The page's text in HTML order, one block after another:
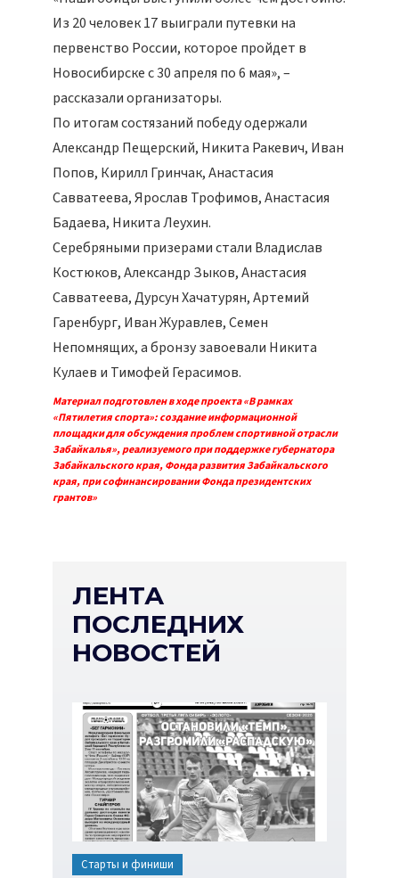
Из 20 человек 17 выиграли путевки на
первенство России, которое пройдет в
Новосибирске с 30 апреля по 6 мая», –
рассказали организаторы.
По итогам состязаний победу одержали
Александр Пещерский, Никита Ракевич, Иван
Попов, Кирилл Гринчак, Анастасия
Савватеева, Ярослав Трофимов, Анастасия
Бадаева, Никита Леухин.
Серебряными призерами стали Владислав
Костюков, Александр Зыков, Анастасия
Савватеева, Дурсун Хачатурян, Артемий
Гаренбург, Иван Журавлев, Семен
Непомнящих, а бронзу завоевали Никита
Кулаев и Тимофей Герасимов.
Материал подготовлен в ходе проекта «В рамках
«Пятилетия спорта»: создание информационной
площадки для обсуждения проблем спортивной отрасли
Забайкалья», реализуемого при поддержке губернатора
Забайкальского края, Фонда развития Забайкальского
края, при софинансировании Фонда президентских
грантов»
ЛЕНТА
ПОСЛЕДНИХ
НОВОСТЕЙ
Старты и финиши